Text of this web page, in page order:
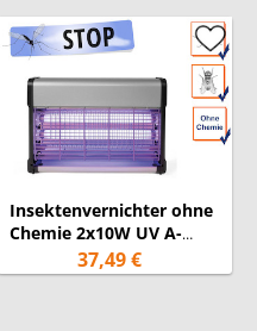
(Garantiebedingungen)
Insektenvernichter ohne
Chemie 2x10W UV A-
Lampe für 80m²,
hängend / stehend
37,49 €